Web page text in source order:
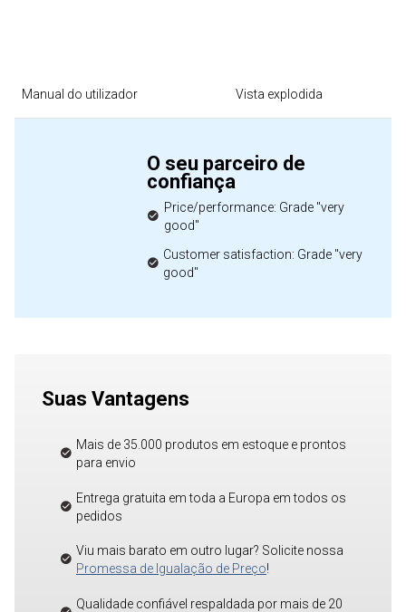
Manual do utilizador Vista explodida
O seu parceiro de
confiança
Price/performance: Grade "very
good"
Customer satisfaction: Grade "very
good"
Suas Vantagens
Mais de 35.000 produtos em estoque e prontos
para envio
Entrega gratuita em toda a Europa em todos os
pedidos
Viu mais barato em outro lugar? Solicite nossa
Promessa de Igualação de Preço!
Qualidade confiável respaldada por mais de 20